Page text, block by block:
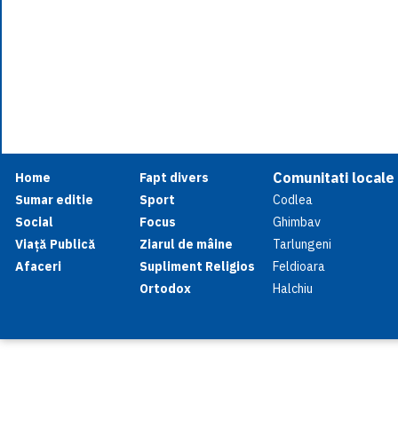
Home
Sumar editie
Social
Viață Publică
Afaceri
Fapt divers
Sport
Focus
Ziarul de mâine
Supliment Religios
Ortodox
Comunitati locale
Codlea
Ghimbav
Tarlungeni
Feldioara
Halchiu